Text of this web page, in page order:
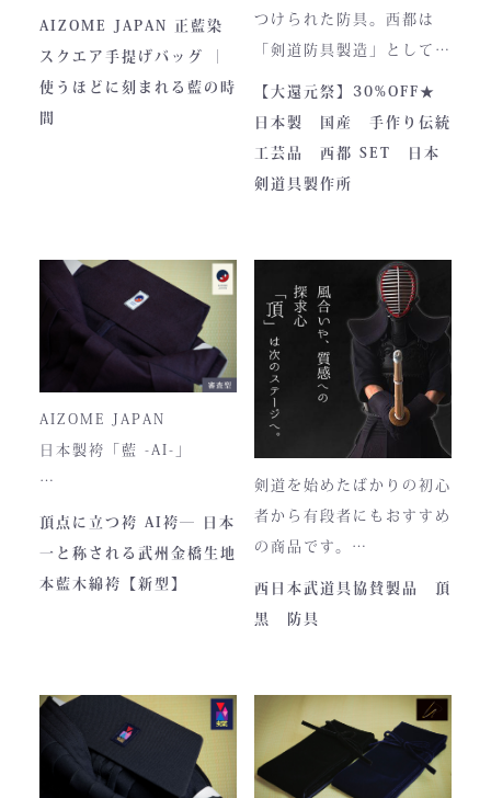
一切排し、機能美だけを追
求した姿。そこに宿るの
は、全日本武道具が誇
る“実用美”と魂の職人技で
とってもお洒落な和柄の手
提げバッグです。
内側には2つのポケットが
ついております。
ハンドルの高さ：22cm
■仕様
ファスナー部分にはYKK製
を使用しております。
入荷時期やロットにより、
ファスナーのデザイン・仕
様が一部異なる場合がござ
本商品は本藍染を使用して
います。
使い込むほどに色は落ち着
き、
AIZOME JAPAN 正藍染
スクエア手提げバッグ ｜
使うほどに刻まれる藍の時
間
つけられた防具。西都は
「剣道防具製造」として町
のPRやふるさと納税のた
めに作られました。しかし
全国の販売店様の強い意向
で卸販売を開始すると瞬く
トが町のPRとふるさと納
税ということもあり、高品
質低価格をできるだけ再現
しております。特に籠手は
使いやすいと評判です。
【大還元祭】30%OFF★
日本製 国産 手作り伝統
工芸品 西都 SET 日本
剣道具製作所
AIZOME JAPAN
日本製袴「藍 -AI-」
日本国内でも袴を手がける
職人が数えるほどしかいな
い今、
この袴は、一針一針に魂を
頂点に立つ袴 AI袴― 日本
一と称される武州金橋生地
本藍木綿袴【新型】
剣道を始めたばかりの初心
者から有段者にもおすすめ
の商品です。
【商品内容】
・頂黒セット
西日本武道具協賛製品 頂
黒 防具